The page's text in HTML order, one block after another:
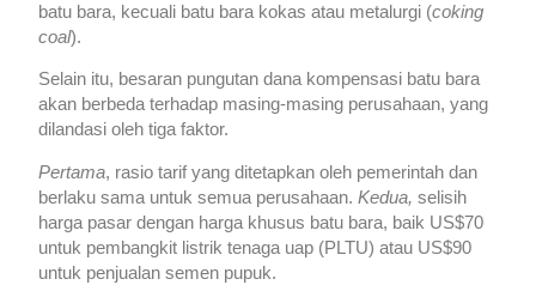
batu bara, kecuali batu bara kokas atau metalurgi (coking
coal).
Selain itu, besaran pungutan dana kompensasi batu bara
akan berbeda terhadap masing-masing perusahaan, yang
dilandasi oleh tiga faktor.
Pertama, rasio tarif yang ditetapkan oleh pemerintah dan
berlaku sama untuk semua perusahaan.Kedua, selisih
harga pasar dengan harga khusus batu bara, baik US$70
untuk pembangkit listrik tenaga uap (PLTU) atau US$90
untuk penjualan semen pupuk.